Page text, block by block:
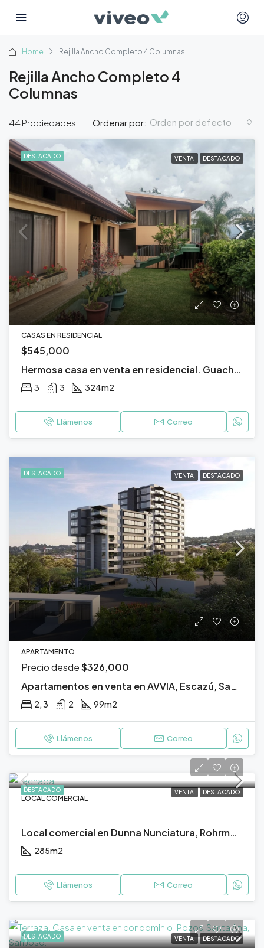
Home Rejilla Ancho Completo 4 Columnas
Rejilla Ancho Completo 4
Columnas
44 Propiedades Ordenar por: Orden por defecto
DESTACADO VENTA DESTACADO
CASAS EN RESIDENCIAL
$545,000
Hermosa casa en venta en residencial. Guachipelín, Escazú, San José.
3 3 324m2
Llámenos Correo
DESTACADO VENTA DESTACADO
APARTAMENTO
Precio desde$326,000
Apartamentos en venta en AVVIA, Escazú, San José.
2, 3 2 99m2
Llámenos Correo
DESTACADO VENTA DESTACADO
LOCAL COMERCIAL
Local comercial en Dunna Nunciatura, Rohrmoser, San José.
285m2
Llámenos Correo
DESTACADO VENTA DESTACADO